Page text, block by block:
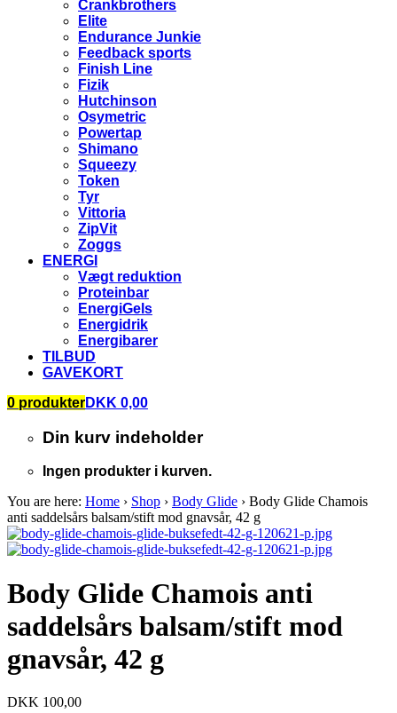
Crankbrothers
Elite
Endurance Junkie
Feedback sports
Finish Line
Fizik
Hutchinson
Osymetric
Powertap
Shimano
Squeezy
Token
Tyr
Vittoria
ZipVit
Zoggs
ENERGI
Vægt reduktion
Proteinbar
EnergiGels
Energidrik
Energibarer
TILBUD
GAVEKORT
0 produkterDKK 0,00
Din kurv indeholder
Ingen produkter i kurven.
You are here: Home › Shop › Body Glide › Body Glide Chamois
anti saddelsårs balsam/stift mod gnavsår, 42 g
Body Glide Chamois anti
saddelsårs balsam/stift mod
gnavsår, 42 g
DKK 100,00